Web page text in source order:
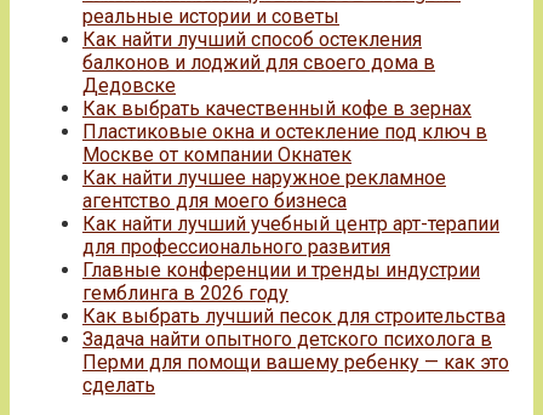
реальные истории и советы
Как найти лучший способ остекления
балконов и лоджий для своего дома в
Дедовске
Как выбрать качественный кофе в зернах
Пластиковые окна и остекление под ключ в
Москве от компании Окнатек
Как найти лучшее наружное рекламное
агентство для моего бизнеса
Как найти лучший учебный центр арт-терапии
для профессионального развития
Главные конференции и тренды индустрии
гемблинга в 2026 году
Как выбрать лучший песок для строительства
Задача найти опытного детского психолога в
Перми для помощи вашему ребенку — как это
сделать